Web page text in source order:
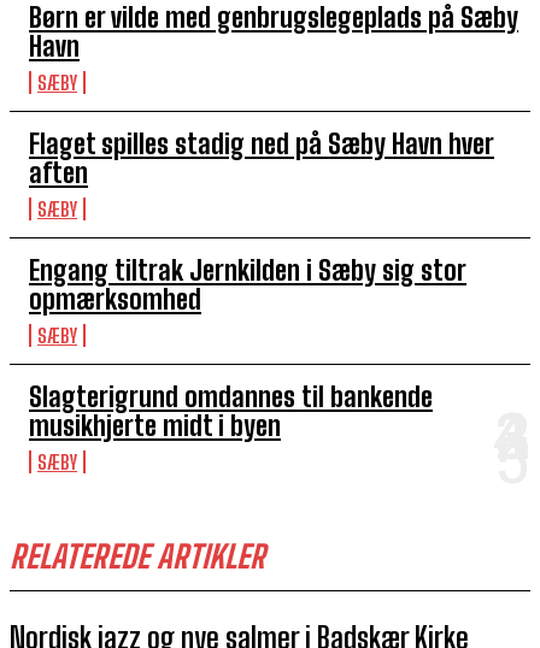
Børn er vilde med genbrugslegeplads på Sæby
Havn
SÆBY
Flaget spilles stadig ned på Sæby Havn hver
aften
SÆBY
Engang tiltrak Jernkilden i Sæby sig stor
opmærksomhed
SÆBY
Slagterigrund omdannes til bankende
musikhjerte midt i byen
SÆBY
RELATEREDE ARTIKLER
Nordisk jazz og nye salmer i Badskær Kirke